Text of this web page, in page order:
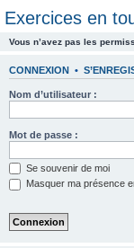
Exercices en
Vous n’avez pas les
CONNEXION •
Nom d’utilisateur :
Mot de passe :
Se souvenir de moi
Masquer ma présence